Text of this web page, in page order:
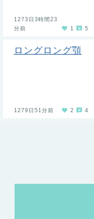
1273日3時間23
分前
1 5
ロングロング顎
1279日51分前 2 4